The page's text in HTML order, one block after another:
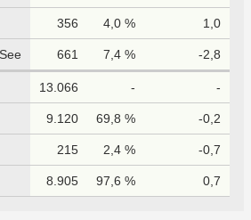
356 4,0 % 1,0
661 7,4 % -2,8
13.066 - -
9.120 69,8 % -0,2
215 2,4 % -0,7
8.905 97,6 % 0,7